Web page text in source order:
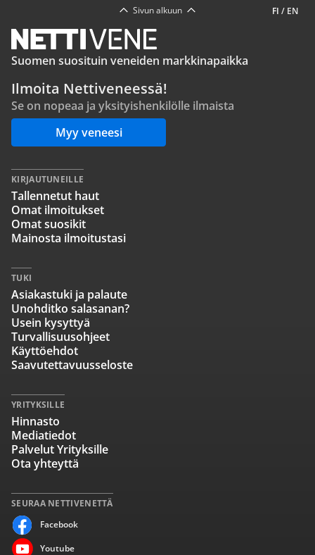
FI / EN
Sivun alkuun
Suomen suosituin veneiden markkinapaikka
Ilmoita Nettiveneessä!
Se on nopeaa ja yksityishenkilölle ilmaista
Myy veneesi
SEURAA NETTIVENETTÄ
Facebook
Youtube
KIRJAUTUNEILLE
Tallennetut haut
Omat ilmoitukset
Omat suosikit
Mainosta ilmoitustasi
TUKI
Asiakastuki ja palaute
Unohditko salasanan?
Usein kysyttyä
Turvallisuusohjeet
Käyttöehdot
Saavutettavuusseloste
YRITYKSILLE
Hinnasto
Mediatiedot
Palvelut Yrityksille
Ota yhteyttä